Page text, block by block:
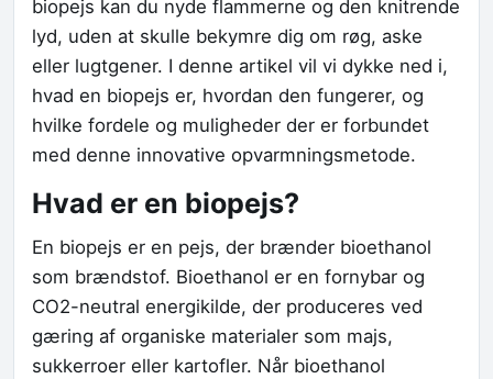
biopejs kan du nyde flammerne og den knitrende
lyd, uden at skulle bekymre dig om røg, aske
eller lugtgener. I denne artikel vil vi dykke ned i,
hvad en biopejs er, hvordan den fungerer, og
hvilke fordele og muligheder der er forbundet
med denne innovative opvarmningsmetode.
Hvad er en biopejs?
En biopejs er en pejs, der brænder bioethanol
som brændstof. Bioethanol er en fornybar og
CO2-neutral energikilde, der produceres ved
gæring af organiske materialer som majs,
sukkerroer eller kartofler. Når bioethanol